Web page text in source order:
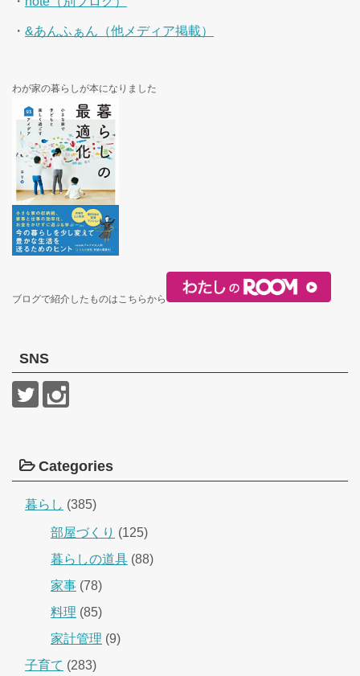
・ &あんふぁん（他メディア掲載）
わが家の暮らしが本になりました
ブログで紹介したものはこちらから
SNS
Categories
暮らし (385)
部屋づくり (125)
暮らしの道具 (88)
家事 (78)
料理 (85)
家計管理 (9)
子育て (283)